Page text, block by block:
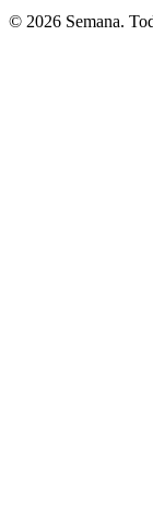
© 2026 Semana.